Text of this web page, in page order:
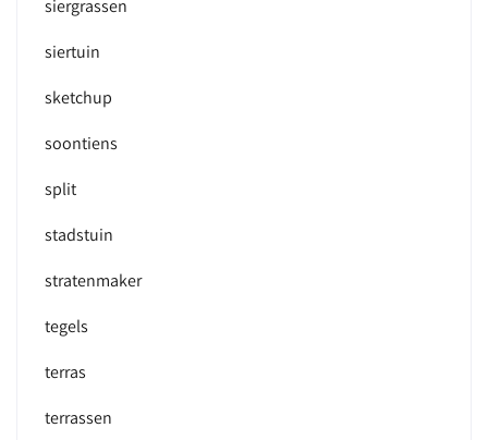
siergrassen
siertuin
sketchup
soontiens
split
stadstuin
stratenmaker
tegels
terras
terrassen